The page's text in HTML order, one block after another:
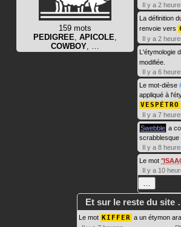
159 mots
PEDIGREE APICOLE
COWBOY
Il y a 2
La définition
renvoie vers
Il y a 2
L'étymologie
modifiée.
Il y a 6
Le mot-dièse
appliqué à
VESPÉTRO
Il y a 7
Swebble a
scrabblesque
Il y a 8
Le mot
Il y a 10
Et sur le reste du site
Le mot KIFFER a un étymon